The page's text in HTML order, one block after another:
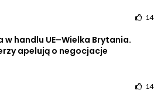
14
w handlu UE–Wielka Brytania.
apelują o negocjacje
14